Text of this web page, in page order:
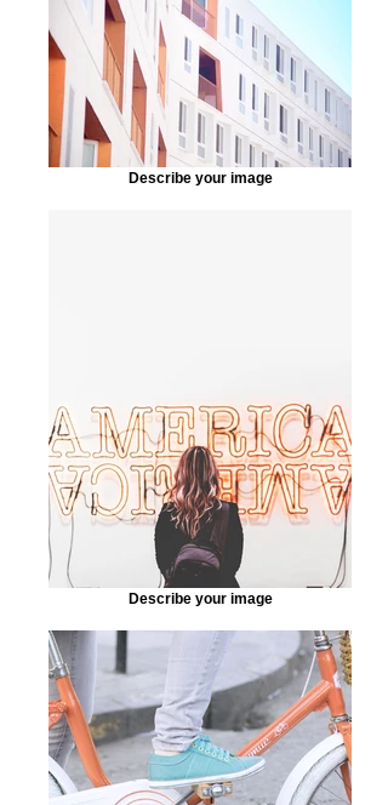
Describe your image
Describe your image